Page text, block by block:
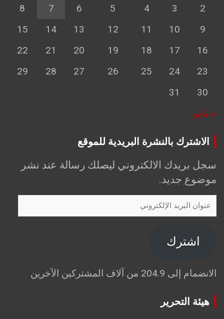
2
3
4
5
6
7
8
9
10
11
12
13
14
15
16
17
18
19
20
21
22
23
24
25
26
27
28
29
30
31
« مايو
الاشترك بالنشرة البريدية للموقع
سجل بريدك الالكتروني ليصلك رسالة عند نشر
موضوع جديد.
عنوان
البريد
اشترك
الانضمام إلى 204.9 من آلاف المشتركين الآخرين
هيئة التحرير